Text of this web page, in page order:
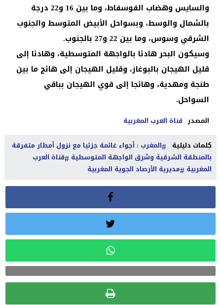
والسايس وهضاب الفوسفاط، وما بين 16 و22 درجة
بالشمال والوسط، وبسواحل الأبيض المتوسط والجنوب
الشرقي وسوس، وما بين 22 و27 بالجنوب.
وسيكون البحر هادئا بالواجهة المتوسطية، وهادئا إلى
قليل الهيجان بالبوغاز، وقليل الهيجان إلى هائج ما بين
طنجة ومهدية، وهائجا إلى قوي الهيجان بباقي
السواحل.
المصدر قناة العرب المغربية
كلمات دليلية
المغرب : أجواء غائمة جزئيا مع نزول أمطار متفرقة
بالمنطقة الشرقية وشرق الواجهة المتوسطية قناة العرب
المغربية مديرية الأرصاد الجوية المغربية